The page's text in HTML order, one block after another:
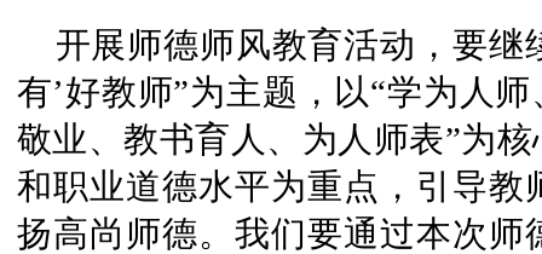
开展师德师风教育活动，要继
有’好教师”为主题，以“学为人
敬业、教书育人、为人师表”为
和职业道德水平为重点，引导
扬高尚师德。我们要通过本次